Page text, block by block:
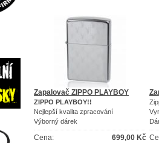
Zapalovač ZIPPO PLAYBOY
ZIPPO PLAYBOY!!
Nejlepší kvalita zpracování
Výborný dárek
699,00 Kč
Cena: